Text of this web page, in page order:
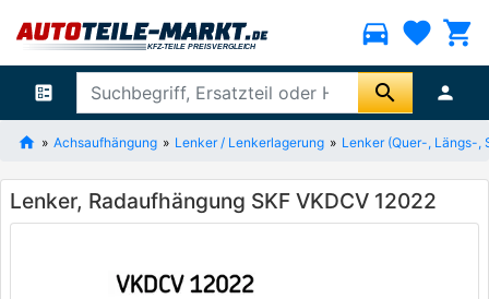
directions_car favorite shopping_cart
ballot search person
Achsaufhängung Lenker / Lenkerlagerung Lenker (Quer-, Längs-,
Lenker, Radaufhängung SKF VKDCV 12022